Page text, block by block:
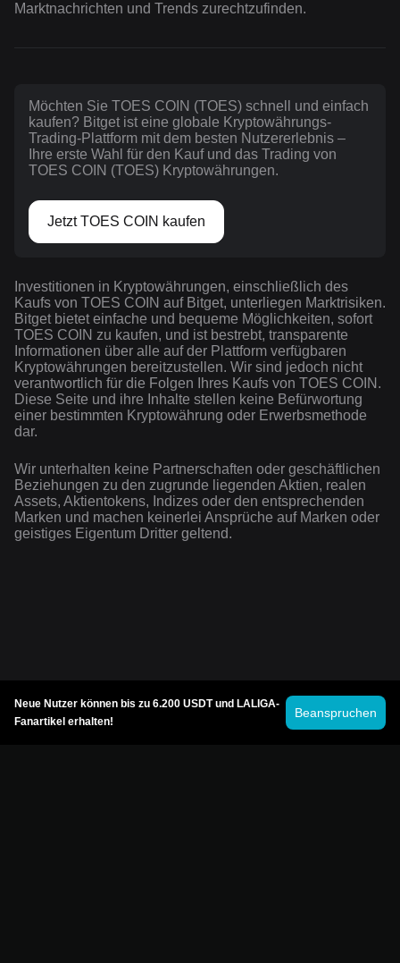
Marktnachrichten und Trends zurechtzufinden.
Möchten Sie TOES COIN (TOES) schnell und einfach
kaufen? Bitget ist eine globale Kryptowährungs-
Trading-Plattform mit dem besten Nutzererlebnis –
Ihre erste Wahl für den Kauf und das Trading von
TOES COIN (TOES) Kryptowährungen.
Jetzt TOES COIN kaufen
Investitionen in Kryptowährungen, einschließlich des
Kaufs von TOES COIN auf Bitget, unterliegen Marktrisiken.
Bitget bietet einfache und bequeme Möglichkeiten, sofort
TOES COIN zu kaufen, und ist bestrebt, transparente
Informationen über alle auf der Plattform verfügbaren
Kryptowährungen bereitzustellen. Wir sind jedoch nicht
verantwortlich für die Folgen Ihres Kaufs von TOES COIN.
Diese Seite und ihre Inhalte stellen keine Befürwortung
einer bestimmten Kryptowährung oder Erwerbsmethode
dar.
Wir unterhalten keine Partnerschaften oder geschäftlichen
Beziehungen zu den zugrunde liegenden Aktien, realen
Assets, Aktientokens, Indizes oder den entsprechenden
Marken und machen keinerlei Ansprüche auf Marken oder
geistiges Eigentum Dritter geltend.
Neue Nutzer können bis zu 6.200 USDT und LALIGA-
Fanartikel erhalten!
Beanspruchen